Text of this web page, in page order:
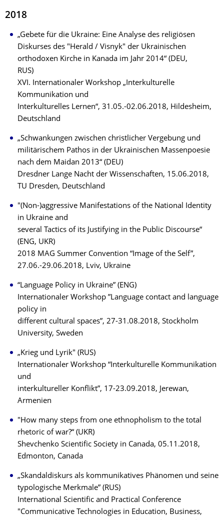
2018
„Gebete für die Ukraine: Eine Analyse des religiösen
Diskurses des "Herald / Visnyk" der Ukrainischen
orthodoxen Kirche in Kanada im Jahr 2014“ (DEU,
RUS)
XVI. Internationaler Workshop „Interkulturelle
Kommunikation und
Interkulturelles Lernen“, 31.05.-02.06.2018, Hildesheim,
Deutschland
„Schwankungen zwischen christlicher Vergebung und
militärischem Pathos in der Ukrainischen Massenpoesie
nach dem Maidan 2013“ (DEU)
Dresdner Lange Nacht der Wissenschaften, 15.06.2018,
TU Dresden, Deutschland
"(Non-)aggressive Manifestations of the National Identity
in Ukraine and
several Tactics of its Justifying in the Public Discourse“
(ENG, UKR)
2018 MAG Summer Convention “Image of the Self”,
27.06.-29.06.2018, Lviv, Ukraine
“Language Policy in Ukraine” (ENG)
Internationaler Workshop ”Language contact and language
policy in
different cultural spaces”, 27-31.08.2018, Stockholm
University, Sweden
„Krieg und Lyrik" (RUS)
Internationaler Workshop “Interkulturelle Kommunikation
und
interkultureller Konflikt”, 17-23.09.2018, Jerewan,
Armenien
"How many steps from one ethnopholism to the total
rhetoric of war?“ (UKR)
Shevchenko Scientific Society in Canada, 05.11.2018,
Edmonton, Canada
„Skandaldiskurs als kommunikatives Phänomen und seine
typologische Merkmale” (RUS)
International Scientific and Practical Conference
"Communicative Technologies in Education, Business,